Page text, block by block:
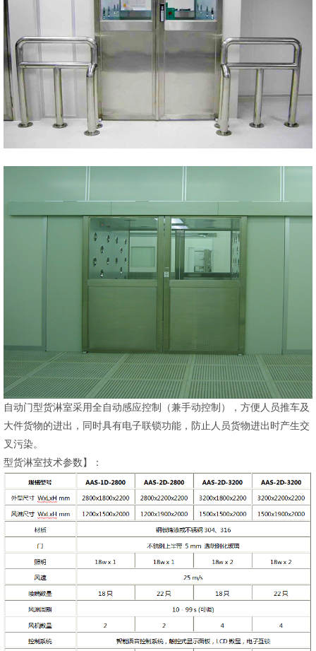
自动门型货淋室采用全自动感应控制（兼手动控制），方便人员推车及
大件货物的进出，同时具有电子联锁功能，防止人员货物进出时产生交
叉污染。
型货淋室技术参数】：